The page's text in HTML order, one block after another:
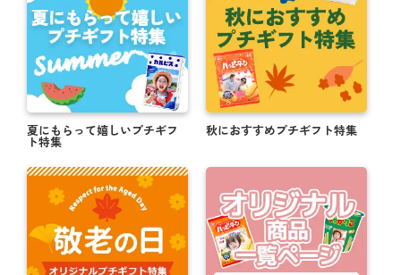
夏にもらって嬉しいプチギフ
ト特集
秋におすすめプチギフト特集